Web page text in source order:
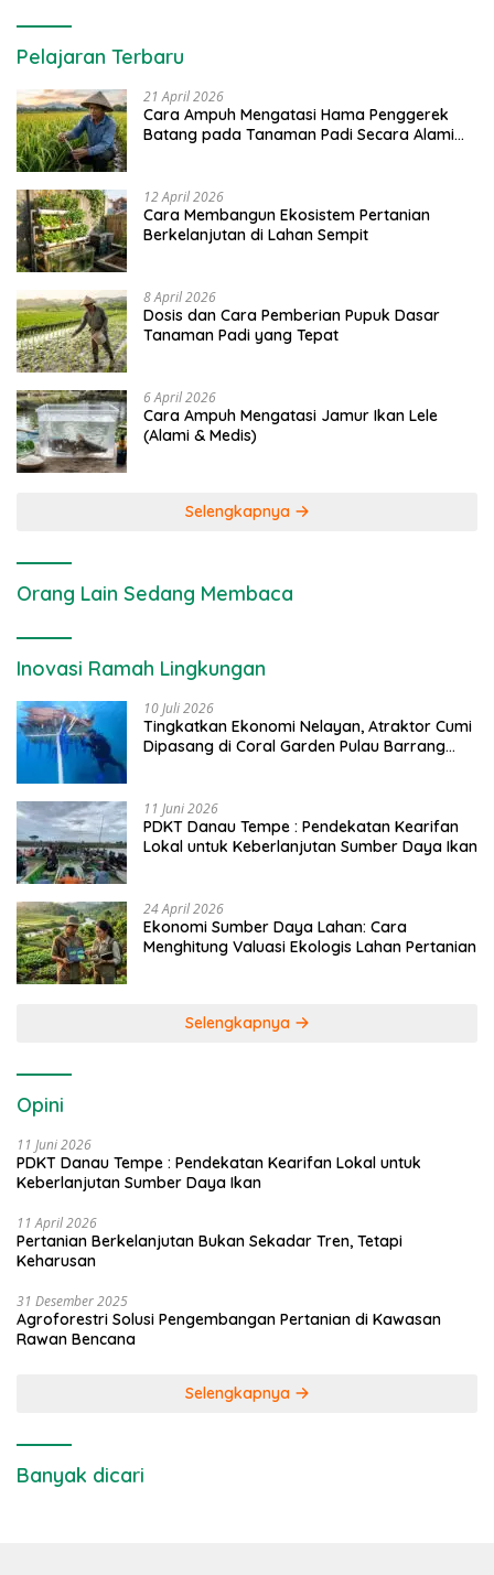
Pelajaran Terbaru
21 April 2026
Cara Ampuh Mengatasi Hama Penggerek
Batang pada Tanaman Padi Secara Alami
12 April 2026
Cara Membangun Ekosistem Pertanian
Berkelanjutan di Lahan Sempit
8 April 2026
Dosis dan Cara Pemberian Pupuk Dasar
Tanaman Padi yang Tepat
6 April 2026
Cara Ampuh Mengatasi Jamur Ikan Lele
(Alami & Medis)
Selengkapnya
Orang Lain Sedang Membaca
Inovasi Ramah Lingkungan
10 Juli 2026
Tingkatkan Ekonomi Nelayan, Atraktor Cumi
Dipasang di Coral Garden Pulau Barrang
11 Juni 2026
PDKT Danau Tempe : Pendekatan Kearifan
Lokal untuk Keberlanjutan Sumber Daya Ikan
24 April 2026
Ekonomi Sumber Daya Lahan: Cara
Menghitung Valuasi Ekologis Lahan Pertanian
Selengkapnya
Opini
11 Juni 2026
PDKT Danau Tempe : Pendekatan Kearifan Lokal untuk
Keberlanjutan Sumber Daya Ikan
11 April 2026
Pertanian Berkelanjutan Bukan Sekadar Tren, Tetapi
Keharusan
31 Desember 2025
Agroforestri Solusi Pengembangan Pertanian di Kawasan
Rawan Bencana
Selengkapnya
Banyak dicari